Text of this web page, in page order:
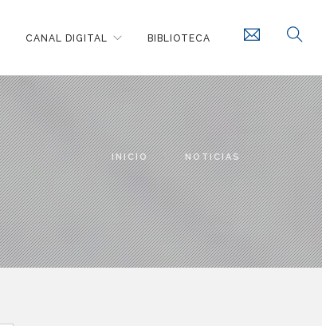
CANAL DIGITAL BIBLIOTECA
INICIO NOTICIAS